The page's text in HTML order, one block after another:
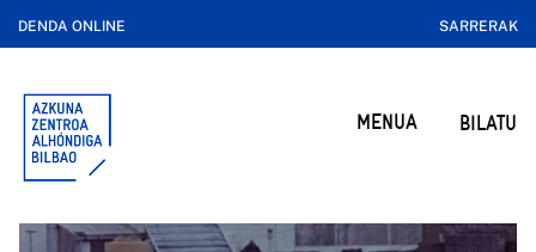
DENDA ONLINE SARRERAK
MENUA BILATU